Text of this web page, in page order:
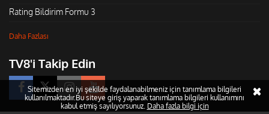
Rating Bildirim Formu 3
Daha Fazlası
TV8'i Takip Edin
Sitemizden en iyi şekilde faydalanabilmeniz için tanımlama bilgileri
kullanılmaktadır.Bu siteye giriş yaparak tanımlama bilgileri kullanımını
kabul etmiş sayılıyorsunuz. Daha fazla bilgi için